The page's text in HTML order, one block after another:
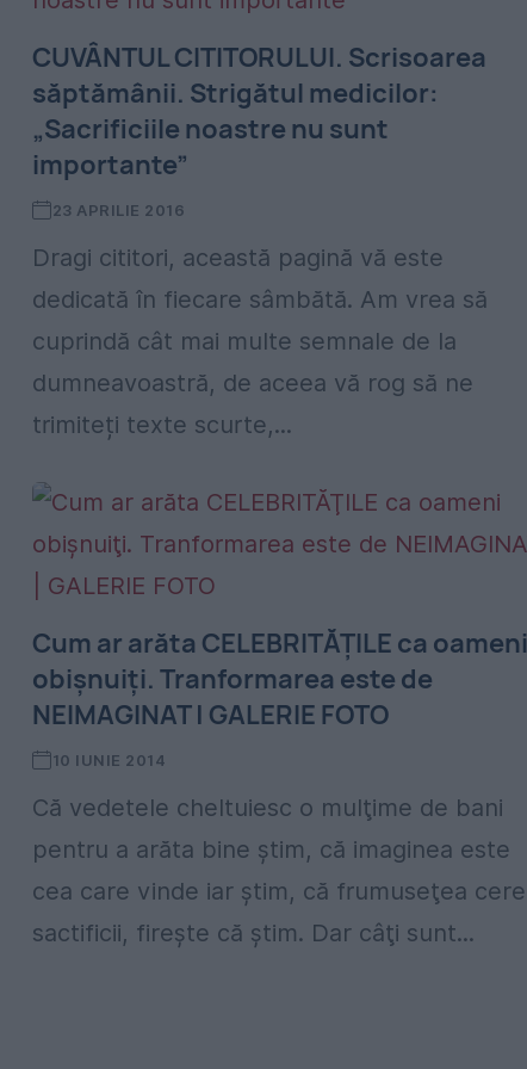
CUVÂNTUL CITITORULUI. Scrisoarea
săptămânii. Strigătul medicilor:
„Sacrificiile noastre nu sunt
importante”
23 APRILIE 2016
Dragi cititori, această pagină vă este
dedicată în fiecare sâmbătă. Am vrea să
cuprindă cât mai multe semnale de la
dumneavoastră, de aceea vă rog să ne
trimiteți texte scurte,...
Cum ar arăta CELEBRITĂŢILE ca oameni
obişnuiţi. Tranformarea este de
NEIMAGINAT | GALERIE FOTO
10 IUNIE 2014
Că vedetele cheltuiesc o mulţime de bani
pentru a arăta bine ştim, că imaginea este
cea care vinde iar ştim, că frumuseţea cere
sactificii, fireşte că ştim. Dar câţi sunt...